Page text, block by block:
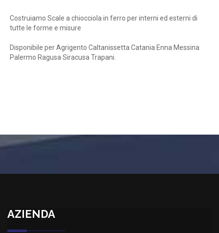
Costruiamo Scale a chiocciola in ferro per interni ed esterni di
tutte le forme e misure
Disponibile per Agrigento Caltanissetta Catania Enna Messina
Palermo Ragusa Siracusa Trapani.
AZIENDA